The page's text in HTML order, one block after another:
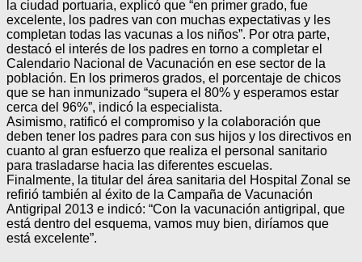
la ciudad portuaria, explicó que “en primer grado, fue
excelente, los padres van con muchas expectativas y les
completan todas las vacunas a los niños”. Por otra parte,
destacó el interés de los padres en torno a completar el
Calendario Nacional de Vacunación en ese sector de la
población. En los primeros grados, el porcentaje de chicos
que se han inmunizado “supera el 80% y esperamos estar
cerca del 96%”, indicó la especialista.
Asimismo, ratificó el compromiso y la colaboración que
deben tener los padres para con sus hijos y los directivos en
cuanto al gran esfuerzo que realiza el personal sanitario
para trasladarse hacia las diferentes escuelas.
Finalmente, la titular del área sanitaria del Hospital Zonal se
refirió también al éxito de la Campaña de Vacunación
Antigripal 2013 e indicó: “Con la vacunación antigripal, que
está dentro del esquema, vamos muy bien, diríamos que
está excelente”.